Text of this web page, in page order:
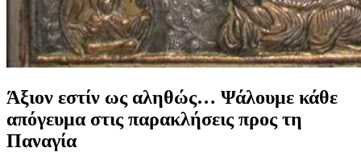
Άξιον εστίν ως αληθώς… Ψάλουμε κάθε
απόγευμα στις παρακλήσεις προς τη
Παναγία